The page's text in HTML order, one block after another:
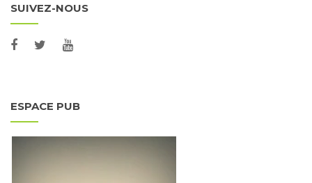
SUIVEZ-NOUS
ESPACE PUB